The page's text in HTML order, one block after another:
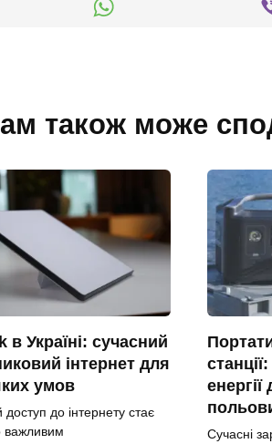
також може
в Україні: сучасний
інтернет для
умов
доступ до інтернету стає
важливим
Сучасні